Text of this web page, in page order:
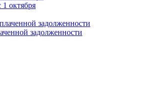
октября
задолженности